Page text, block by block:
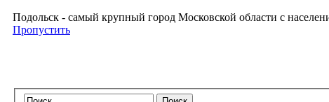
Подольск - самый крупный город Московской области с
Пропустить